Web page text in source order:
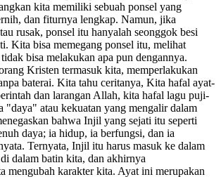
kita memiliki sebuah ponsel yang
dan fiturnya lengkap. Namun, jika
rusak, ponsel itu hanyalah seonggok besi
Kita bisa memegang ponsel itu, melihat
bisa melakukan apa pun dengannya.
Kristen termasuk kita, memperlakukan
baterai. Kita tahu ceritanya, Kita hafal ayat-
dan larangan Allah, kita hafal lagu puji-
"daya" atau kekuatan yang mengalir dalam
bahwa Injil yang sejati itu seperti
daya; ia hidup, ia berfungsi, dan ia
Ternyata, Injil itu harus masuk ke dalam
dalam batin kita, dan akhirnya
mengubah karakter kita. Ayat ini merupakan